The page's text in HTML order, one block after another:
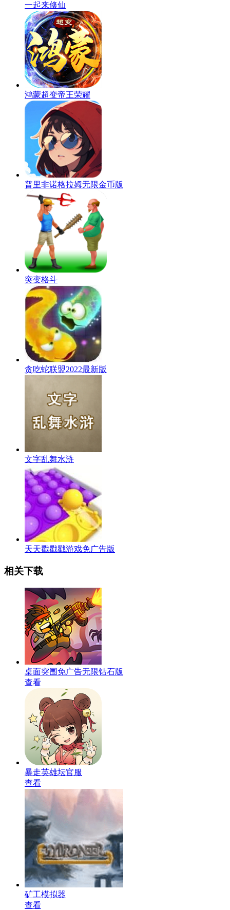
一起来修仙
鸿蒙超变帝王荣耀
普里非诺格拉姆无限金币版
突变格斗
贪吃蛇联盟2022最新版
文字乱舞水浒
天天戳戳戳游戏免广告版
相关下载
桌面突围免广告无限钻石版
查看
暴走英雄坛官服
查看
矿工模拟器
查看